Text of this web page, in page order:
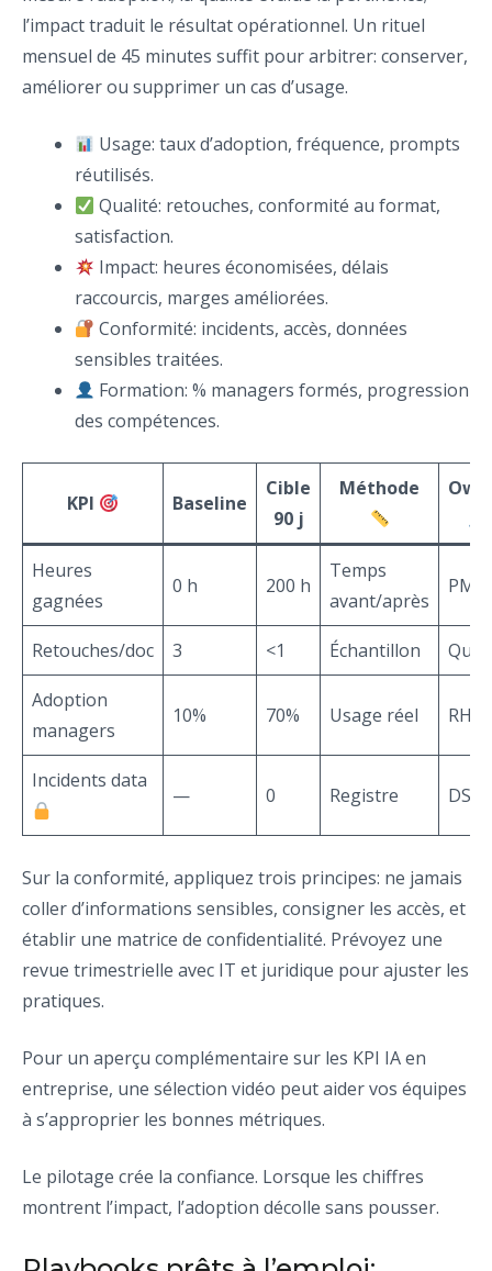
l’impact traduit le résultat opérationnel. Un rituel
mensuel de 45 minutes suffit pour arbitrer: conserver,
améliorer ou supprimer un cas d’usage.
Usage: taux d’adoption, fréquence, prompts
réutilisés.
Qualité: retouches, conformité au format,
satisfaction.
Impact: heures économisées, délais
raccourcis, marges améliorées.
Conformité: incidents, accès, données
sensibles traitées.
Formation: % managers formés, progression
des compétences.
KPI Baseline
Cible
90 j
Méthode
Heures
gagnées
0 h 200 h
Temps
avant/après
PMO
Retouches/doc 3 <1 Échantillon
Adoption
managers
10% 70% Usage réel RH
Incidents data
— 0 Registre DSI
Sur la conformité, appliquez trois principes: ne jamais
coller d’informations sensibles, consigner les accès, et
établir une matrice de confidentialité. Prévoyez une
revue trimestrielle avec IT et juridique pour ajuster les
pratiques.
Pour un aperçu complémentaire sur les KPI IA en
entreprise, une sélection vidéo peut aider vos équipes
à s’approprier les bonnes métriques.
Le pilotage crée la confiance. Lorsque les chiffres
montrent l’impact, l’adoption décolle sans pousser.